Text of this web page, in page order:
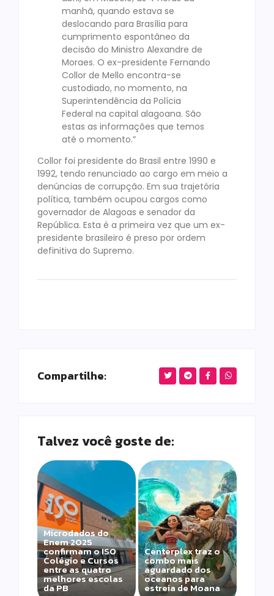
manhã, quando estava se
deslocando para Brasília para
cumprimento espontâneo da
decisão do Ministro Alexandre de
Moraes. O ex-presidente Fernando
Collor de Mello encontra-se
custodiado, no momento, na
Superintendência da Polícia
Federal na capital alagoana. São
estas as informações que temos
até o momento.”
Collor foi presidente do Brasil entre 1990 e
1992, tendo renunciado ao cargo em meio a
denúncias de corrupção. Em sua trajetória
política, também ocupou cargos como
governador de Alagoas e senador da
República. Esta é a primeira vez que um ex-
presidente brasileiro é preso por ordem
definitiva do Supremo.
Compartilhe:
Talvez você goste de:
Microdados do
Enem 2025
confirmam o ISO
Colégio e Cursos
entre as quatro
melhores escolas
da PB
Centerplex traz o
combo mais
aguardado dos
oceanos para
estreia de Moana